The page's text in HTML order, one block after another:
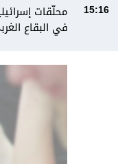
15:16
محلّقات
في البقاع